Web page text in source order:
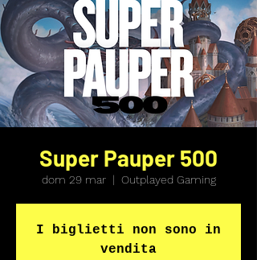
Super Pauper 500
dom 29 mar
  |
Outplayed Gaming
I biglietti non sono in
vendita